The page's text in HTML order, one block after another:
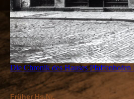
Die Chronik des Hauses Pfaffenhofen
Früher Hs.Nr.